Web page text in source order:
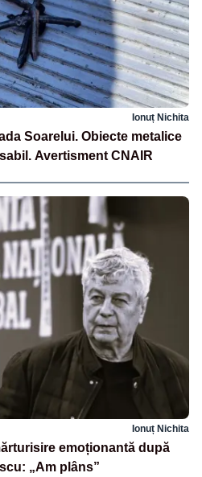
Ionuț Nichita
Soarelui. Obiecte metalice
Avertisment CNAIR
Ionuț Nichita
emoționantă după
„Am plâns”